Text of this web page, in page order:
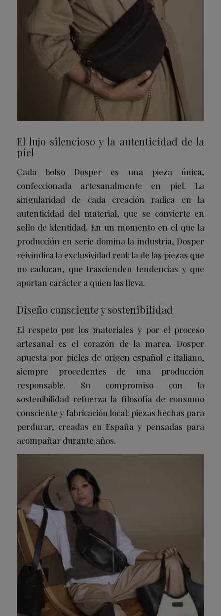
El lujo silencioso y la autenticidad de la
piel
Cada bolso Dosper es una pieza única,
confeccionada artesanalmente en piel. La
singularidad de cada creación radica en la
autenticidad del material, que se convierte en
sello de identidad. En un momento en el que la
producción en serie domina la industria, Dosper
reivindica la exclusividad real: la de las piezas que
no caducan, que trascienden tendencias y que
aportan carácter a quien las lleva.
Diseño consciente y sostenibilidad
El respeto por los materiales y por el proceso
artesanal es el corazón de la marca. Dosper
apuesta por pieles de origen español e italiano,
siempre procedentes de una producción
responsable. Su compromiso con la
sostenibilidad refuerza la filosofía de consumo
consciente y fabricación local: piezas hechas para
perdurar, creadas en España y pensadas para
acompañar durante años.